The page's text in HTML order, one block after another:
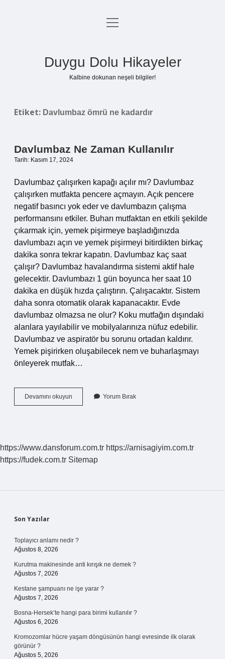
Anasayfa
menüyü
Duygu Dolu Hikayeler
Kalbine dokunan neşeli bilgiler!
Etiket: Davlumbaz ömrü ne kadardır
Davlumbaz Ne Zaman Kullanılır
Tarih: Kasım 17, 2024
Davlumbaz çalışırken kapağı açılır mı? Davlumbaz
çalışırken mutfakta pencere açmayın. Açık pencere
negatif basıncı yok eder ve davlumbazın çalışma
performansını etkiler. Buharı mutfaktan en etkili şekilde
çıkarmak için, yemek pişirmeye başladığınızda
davlumbazı açın ve yemek pişirmeyi bitirdikten birkaç
dakika sonra tekrar kapatın. Davlumbaz kaç saat
çalışır? Davlumbaz havalandırma sistemi aktif hale
gelecektir. Davlumbazı 1 gün boyunca her saat 10
dakika en düşük hızda çalıştırın. Çalışacaktır. Sistem
daha sonra otomatik olarak kapanacaktır. Evde
davlumbaz olmazsa ne olur? Koku mutfağın dışındaki
alanlara yayılabilir ve mobilyalarınıza nüfuz edebilir.
Davlumbaz ve aspiratör bu sorunu ortadan kaldırır.
Yemek pişirirken oluşabilecek nem ve buharlaşmayı
önleyerek mutfak…
Devamını okuyun Davlumbaz
Ne
Yorum Bırak
https://www.dansforum.com.tr https://arnisagiyim.com.tr
https://fudek.com.tr Sitemap
Sidebar
Son Yazılar
Toplayıcı anlamı nedir ?
Ağustos 8, 2026
Kurutma makinesinde anti kırışık ne demek ?
Ağustos 7, 2026
Kestane şampuanı ne işe yarar ?
Ağustos 7, 2026
Bosna-Hersek’te hangi para birimi kullanılır ?
Ağustos 6, 2026
Kromozomlar hücre yaşam döngüsünün hangi evresinde ilk olarak
görünür ?
Ağustos 5, 2026